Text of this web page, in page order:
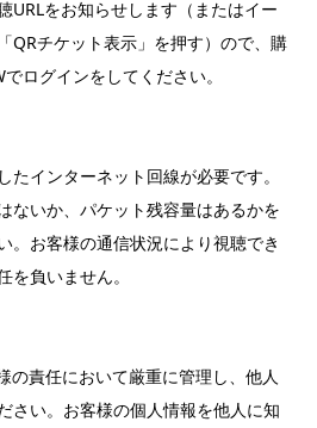
URLをお知らせします（またはイー
QRチケット表示」を押す）ので、購
ログインをしてください。
インターネット回線が必要です。
ないか、パケット残容量はあるかを
。お客様の通信状況により視聴でき
を負いません。
の責任において厳重に管理し、他人
さい。お客様の個人情報を他人に知